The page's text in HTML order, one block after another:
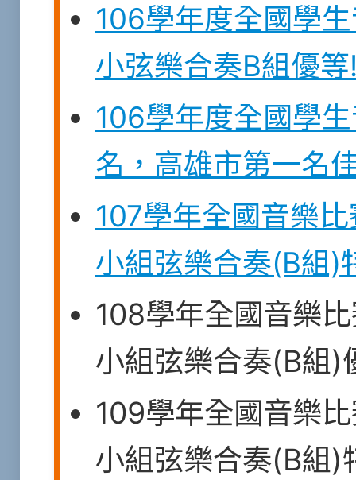
106學年度全國學
小弦樂合奏B組優等
106學年度全國學
名，高雄市第一名
107學年全國音樂
小組弦樂合奏(B組)
108學年全國音樂
小組弦樂合奏(B組)
109學年全國音樂
小組弦樂合奏(B組)